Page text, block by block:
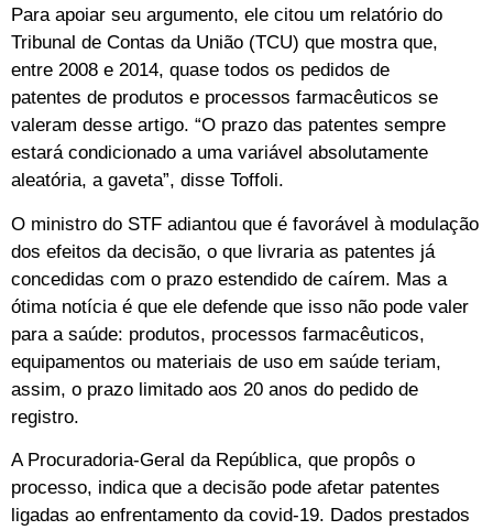
Para apoiar seu argumento, ele citou um relatório do
Tribunal de Contas da União (TCU) que mostra que,
entre 2008 e 2014, quase todos os pedidos de
patentes de produtos e processos farmacêuticos se
valeram desse artigo. “O prazo das patentes sempre
estará condicionado a uma variável absolutamente
aleatória, a gaveta”, disse Toffoli.
O ministro do STF adiantou que é favorável à modulação
dos efeitos da decisão, o que livraria as patentes já
concedidas com o prazo estendido de caírem. Mas a
ótima notícia é que ele defende que isso não pode valer
para a saúde: produtos, processos farmacêuticos,
equipamentos ou materiais de uso em saúde teriam,
assim, o prazo limitado aos 20 anos do pedido de
registro.
A Procuradoria-Geral da República, que propôs o
processo, indica que a decisão pode afetar patentes
ligadas ao enfrentamento da covid-19. Dados prestados